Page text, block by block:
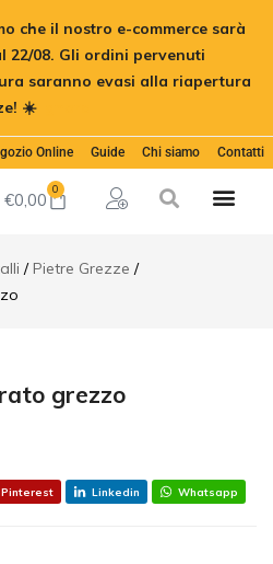
che il nostro e-commerce sarà
22/08. Gli ordini pervenuti
saranno evasi alla riapertura
☀️
Online Guide Chi siamo Contatti
€0,00 0
Pietre Grezze
grezzo
Pinterest Linkedin Whatsapp
€10,00